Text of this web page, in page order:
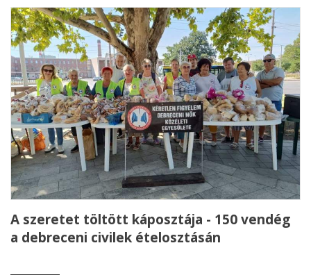
A szeretet töltött káposztája - 150 vendég
a debreceni civilek ételosztásán